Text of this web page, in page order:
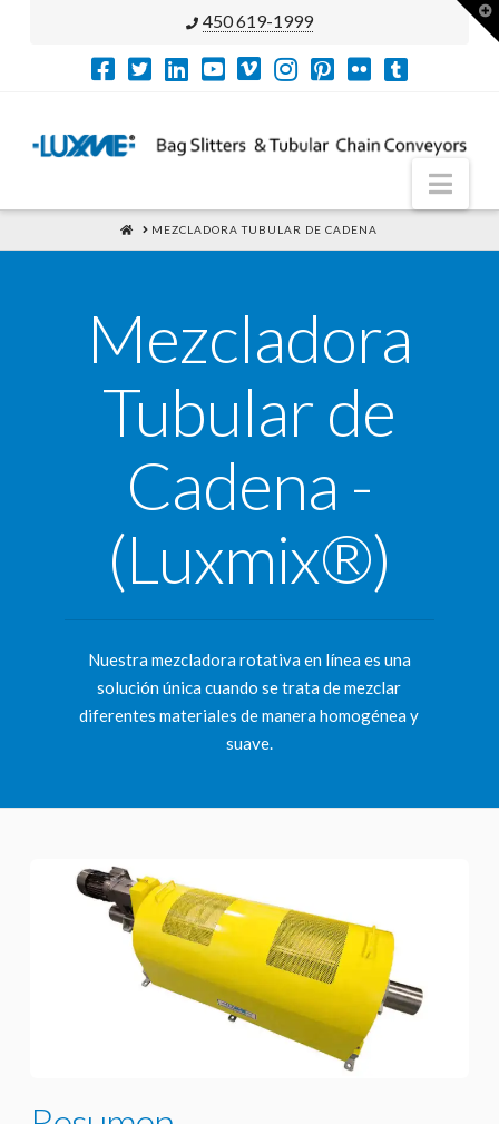
450 619-1999
HOME
MEZCLADORA TUBULAR DE CADENA
Mezcladora
Tubular de
Cadena -
(Luxmix®)
Nuestra mezcladora rotativa en línea es una
solución única cuando se trata de mezclar
diferentes materiales de manera homogénea y
suave.